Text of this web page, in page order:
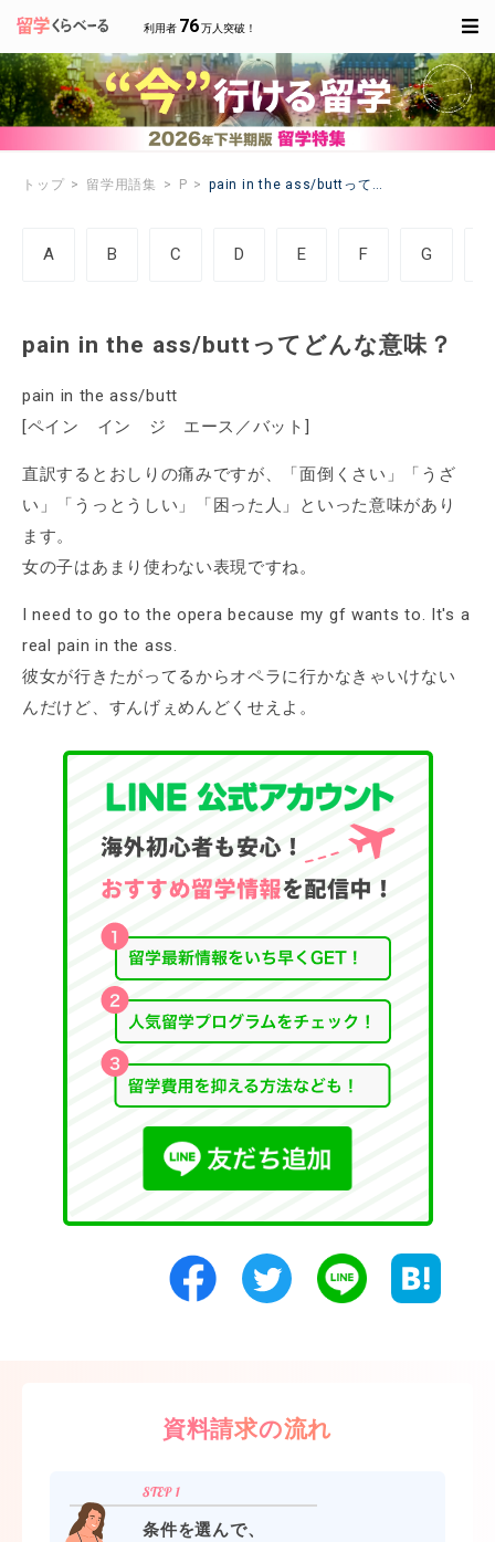
利用者 76万人突破！
トップ 留学用語集 P pain in the ass/buttってどんな意味？
A B C D E F G
pain in the ass/buttってどんな意味？
pain in the ass/butt
[ペイン イン ジ エース／バット]
直訳するとおしりの痛みですが、「面倒くさい」「うざ
い」「うっとうしい」「困った人」といった意味があり
ます。
女の子はあまり使わない表現ですね。
I need to go to the opera because my gf wants to. It's a
real pain in the ass.
彼女が行きたがってるからオペラに行かなきゃいけない
んだけど、すんげぇめんどくせえよ。
資料請求の流れ
条件を選んで、